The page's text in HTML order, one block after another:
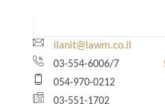
ilanit@lawm.co.il
03-554-6006/7
054-970-0212
03-551-1702